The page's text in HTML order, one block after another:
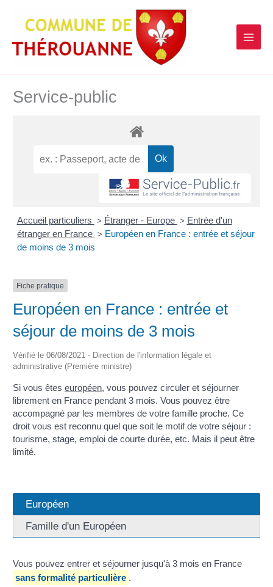
contenu
Service-public
Accueil particuliers > Étranger - Europe > Entrée d'un
étranger en France > Européen en France : entrée et séjour
de moins de 3 mois
Fiche pratique
Européen en France : entrée et
séjour de moins de 3 mois
Vérifié le 06/08/2021 - Direction de l'information légale et
administrative (Première ministre)
Si vous êteseuropéen, vous pouvez circuler et séjourner
librement en France pendant 3 mois. Vous pouvez être
accompagné par les membres de votre famille proche. Ce
droit vous est reconnu quel que soit le motif de votre séjour :
tourisme, stage, emploi de courte durée, etc. Mais il peut être
limité.
Européen
Famille d'un Européen
Vous pouvez entrer et séjourner jusqu'à 3 mois en France
sans formalité particulière .